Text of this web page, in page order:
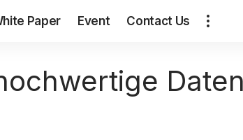
Paper Event Contact Us